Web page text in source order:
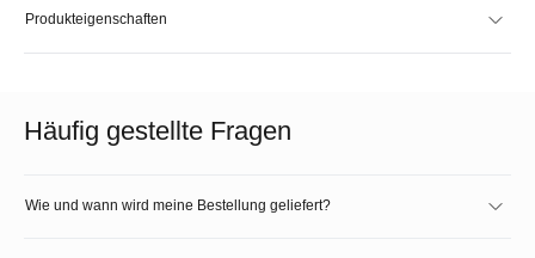
Produkteigenschaften
Häufig gestellte Fragen
Wie und wann wird meine Bestellung geliefert?